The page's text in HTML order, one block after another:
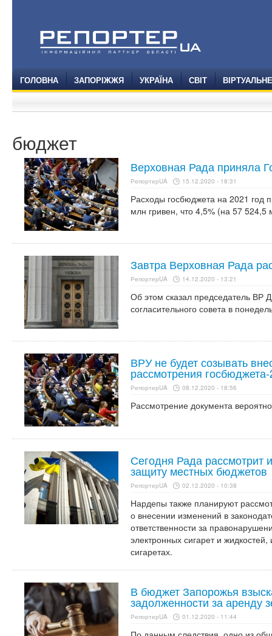
ГОЛОВНА ЗАПОРІЖЖЯ УКРАЇНА СВІТ
бюджет
Верховная Рада приняла
РепортерUA 15.12.2020 - 18:31
Расходы госбюджета на 2021 год
млн гривен, что 4,5% (на 57
Завтра Верховная Рада
РепортерUA 14.12.2020 - 13:21
Об этом сказал председатель ВР
согласительного совета в
ВРУ не будет созывать
рассмотрения
РепортерUA 08.12.2020 - 18:56
Рассмотрение документа
Сегодня Рада рассмотрит
защиту местных бюджетов
РепортерUA 02.12.2020 - 10:38
Нардепы также планируют
о внесении изменений в
ответственности за
электронных сигарет и
сигаретах.
В бюджет Запорожья
задолженности за аренду
РепортерUA 01.12.2020 - 11:44